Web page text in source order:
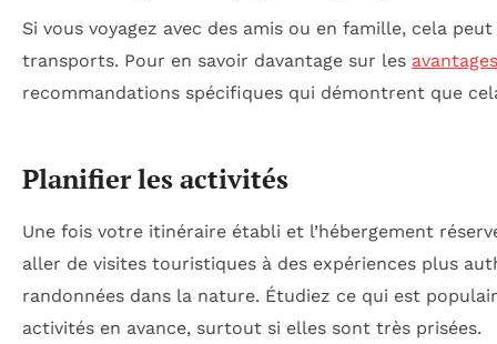
Si vous voyagez avec des amis ou en famille, cela
transports. Pour en savoir davantage sur les
recommandations spécifiques qui démontrent que
Planifier les activités
Une fois votre itinéraire établi et l’hébergement
aller de visites touristiques à des expériences plus
randonnées dans la nature. Étudiez ce qui est
activités en avance, surtout si elles sont très prisées.